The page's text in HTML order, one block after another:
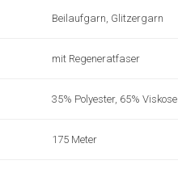
Beilaufgarn, Glitzergarn
mit Regeneratfaser
35% Polyester, 65% Viskose
175 Meter